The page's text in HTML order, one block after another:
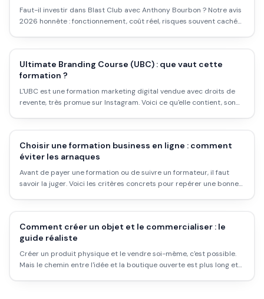
Faut-il investir dans Blast Club avec Anthony Bourbon ? Notre avis
2026 honnête : fonctionnement, coût réel, risques souvent cachés
Ultimate Branding Course (UBC) : que vaut cette
formation ?
L'UBC est une formation marketing digital vendue avec droits de
revente, très promue sur Instagram. Voici ce qu'elle contient, son
Choisir une formation business en ligne : comment
éviter les arnaques
Avant de payer une formation ou de suivre un formateur, il faut
savoir la juger. Voici les critères concrets pour repérer une bonne
Comment créer un objet et le commercialiser : le
guide réaliste
Créer un produit physique et le vendre soi-même, c'est possible.
Mais le chemin entre l'idée et la boutique ouverte est plus long et